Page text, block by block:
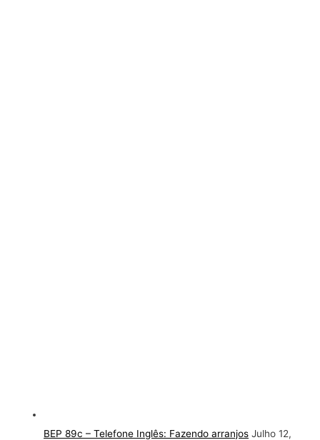
BEP 89c – Telefone Inglês: Fazendo arranjos Julho 12,